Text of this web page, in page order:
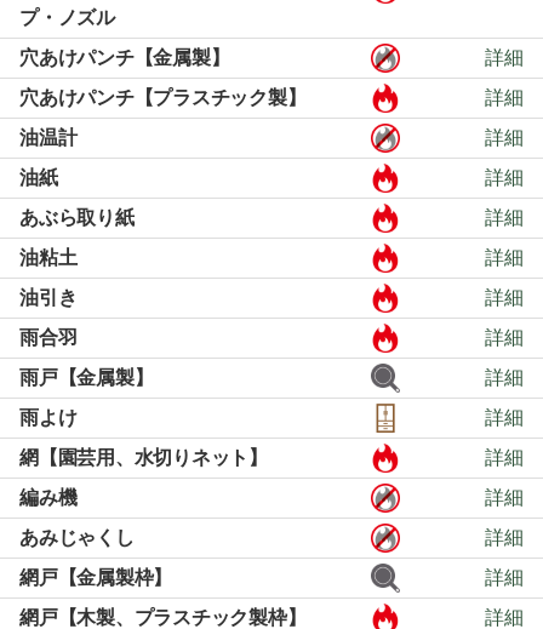
プ・ノズル
穴あけパンチ【金属製】
詳細
穴あけパンチ【プラスチック製】
詳細
油温計
詳細
油紙
詳細
あぶら取り紙
詳細
油粘土
詳細
油引き
詳細
雨合羽
詳細
雨戸【金属製】
詳細
雨よけ
詳細
網【園芸用、水切りネット】
詳細
編み機
詳細
あみじゃくし
詳細
網戸【金属製枠】
詳細
網戸【木製、プラスチック製枠】
詳細